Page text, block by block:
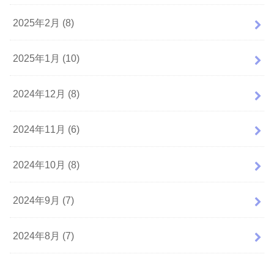
2025年2月 (8)
2025年1月 (10)
2024年12月 (8)
2024年11月 (6)
2024年10月 (8)
2024年9月 (7)
2024年8月 (7)